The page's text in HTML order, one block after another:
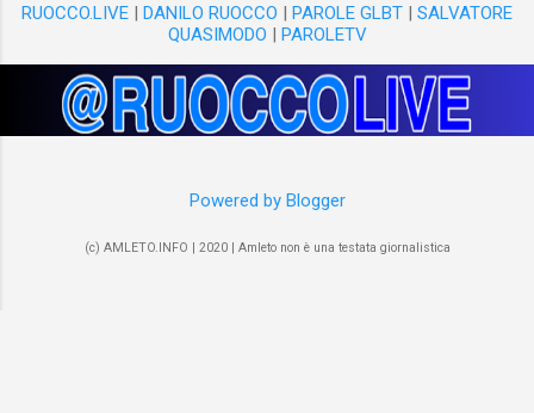
RUOCCO.LIVE | DANILO RUOCCO | PAROLE GLBT | SALVATORE
QUASIMODO | PAROLETV
Powered by Blogger
(c) AMLETO.INFO | 2020 | Amleto non è una testata giornalistica